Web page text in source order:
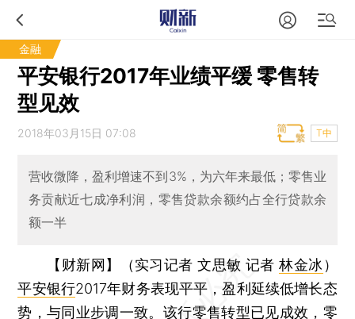
金融
平安银行2017年业绩平缓 零售转
型见效
2018年03月15日 07:08 T中
营收微降，盈利增速不到3%，为六年来最低；零售业
务贡献近七成净利润，零售贷款余额约占全行贷款余
额一半
【财新网】（实习记者 文思敏 记者林金冰 ）
平安银行2017年财务表现平平，盈利延续低增长态
势，与同业步调一致。该行零售转型已见成效，零